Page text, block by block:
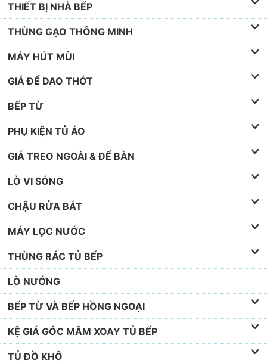
THIẾT BỊ NHÀ BẾP
THÙNG GẠO THÔNG MINH
MÁY HÚT MÙI
GIÁ ĐỂ DAO THỚT
BẾP TỪ
PHỤ KIỆN TỦ ÁO
GIÁ TREO NGOÀI & ĐỂ BÀN
LÒ VI SÓNG
CHẬU RỬA BÁT
MÁY LỌC NƯỚC
THÙNG RÁC TỦ BẾP
LÒ NƯỚNG
BẾP TỪ VÀ BẾP HỒNG NGOẠI
KỆ GIÁ GÓC MÂM XOAY TỦ BẾP
TỦ ĐỒ KHÔ